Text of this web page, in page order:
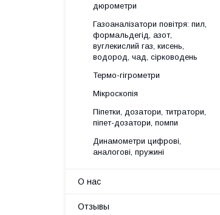
дюрометри
Газоаналізатори повітря: пил,
формальдегід, азот,
вуглекислий газ, кисень,
водород, чад, сірководень
Термо-гігрометри
Мікроскопія
Піпетки, дозатори, титратори,
піпет-дозатори, помпи
Динамометри цифрові,
аналогові, пружині
О нас
Отзывы